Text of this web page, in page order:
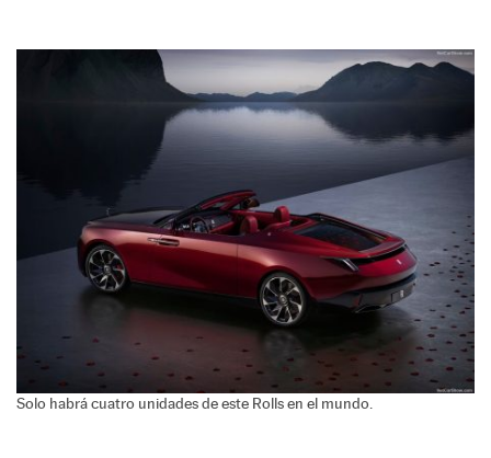
Solo habrá cuatro unidades de este Rolls en el mundo.